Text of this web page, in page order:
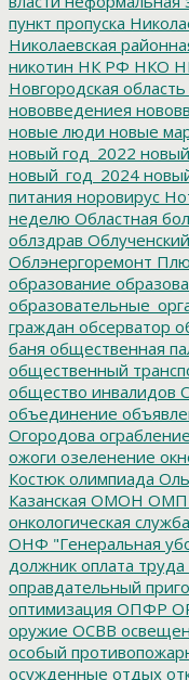
пункт пропуска
Николаевская
никотин НК РФ НКО
Новгородская область
нововведениея
новые люди новые
новый год_2022
новый_год_2024
питания норовирус
неделю Областная
облздрав
Облэнергоремонт
образование
граждан обсерватор
баня общественная
общественный
общество инвалидов
объединение
Огородова ограбление
ожоги озеленение
Костюк олимпиада
Казанская ОМОН ОМП
онкологическая служба
ОНФ "Генеральная
должник оплата труда
оправдательный
оптимизация ОПФР
оружие ОСВВ
особый
осужденные отдых